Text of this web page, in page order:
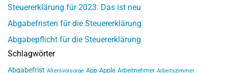
Steuererklärung für 2023: Das ist neu
Abgabefristen für die Steuererklärung
Abgabepflicht für die Steuererklärung
Schlagwörter
Abgabefrist Altersvorsorge App Apple Arbeitnehmer Arbeitszimmer